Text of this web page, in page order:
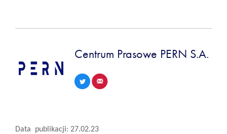
Centrum Prasowe PERN S.A.
Data publikacji: 27.02.23